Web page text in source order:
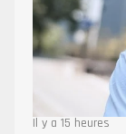
Il y a 15 heures